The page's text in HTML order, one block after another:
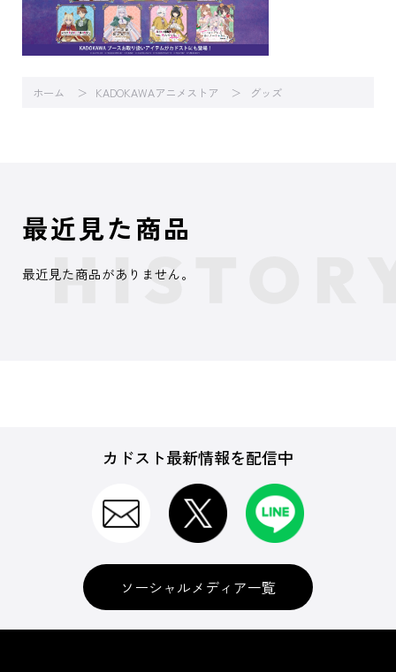
ホーム KADOKAWAアニメストア グッズ
最近見た商品
最近見た商品がありません。
カドスト最新情報を配信中
ソーシャルメディア一覧